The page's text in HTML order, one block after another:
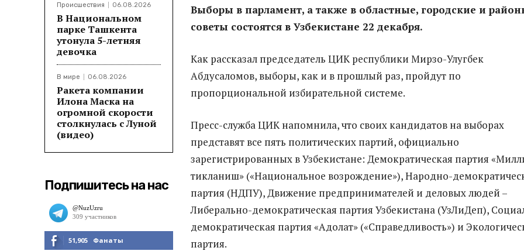
Происшествия 06.08.2026
В Национальном
парке Ташкента
утонула 5-летняя
девочка
В мире 06.08.2026
Ракета компании
Илона Маска на
огромной скорости
столкнулась с Луной
(видео)
Подпишитесь на нас
51,905 Фанаты
Выборы в парламент, а также в областные, городские и
советы состоятся в Узбекистане 22 декабря.
Как рассказал председатель ЦИК республики Мирзо-Улугбек
Абдусаломов, выборы, как и в прошлый раз, пройдут по
пропорциональной избирательной системе.
Пресс-служба ЦИК напомнила, что своих кандидатов на выборах
представят все пять политических партий, официально
зарегистрированных в Узбекистане: Демократическая партия
тикланиш» («Национальное возрождение»), Народно-
партия (НДПУ), Движение предпринимателей и деловых людей –
Либерально-демократическая партия Узбекистана (УзЛиДеп),
демократическая партия «Адолат» («Справедливость») и
партия.